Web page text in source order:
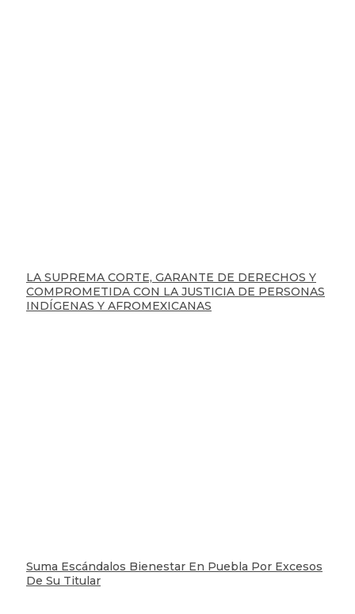
LA SUPREMA CORTE, GARANTE DE DERECHOS Y
COMPROMETIDA CON LA JUSTICIA DE PERSONAS
INDÍGENAS Y AFROMEXICANAS
Suma Escándalos Bienestar En Puebla Por Excesos
De Su Titular